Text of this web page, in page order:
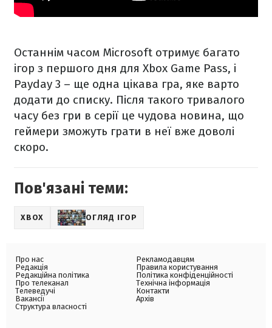
Останнім часом Microsoft отримує багато
ігор з першого дня для Xbox Game Pass, і
Payday 3 – ще одна цікава гра, яке варто
додати до списку. Після такого тривалого
часу без гри в серії це чудова новина, що
геймери зможуть грати в неї вже доволі
скоро.
Пов'язані теми:
XBOX ОГЛЯД ІГОР
Про нас
Редакція
Редакційна політика
Про телеканал
Телеведучі
Вакансії
Структура власності
Рекламодавцям
Правила користування
Політика конфіденційності
Технічна інформація
Контакти
Архів